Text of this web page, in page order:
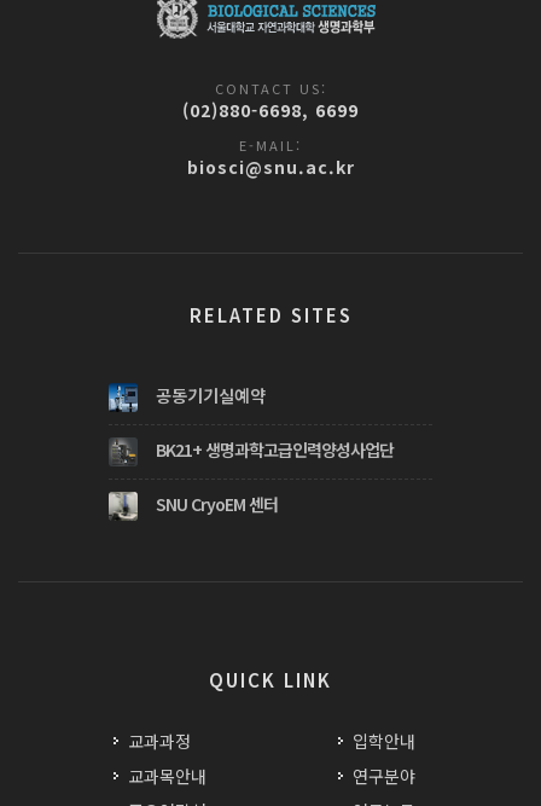
CONTACT US:
(02)880-6698, 6699
E-MAIL:
biosci@snu.ac.kr
RELATED SITES
공동기기실예약
BK21+ 생명과학고급인력양성사업단
SNU CryoEM 센터
QUICK LINK
교과과정
교과목안내
입학안내
연구분야